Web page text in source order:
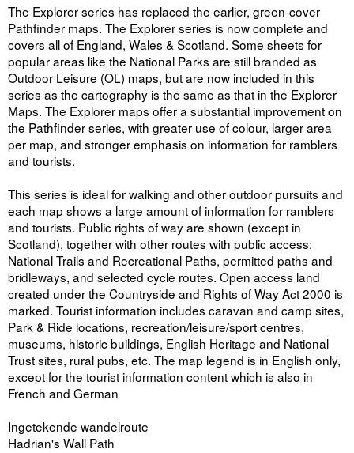
The Explorer series has replaced the earlier, green-cover
Pathfinder maps. The Explorer series is now complete and
covers all of England, Wales & Scotland. Some sheets for
popular areas like the National Parks are still branded as
Outdoor Leisure (OL) maps, but are now included in this
series as the cartography is the same as that in the Explorer
Maps. The Explorer maps offer a substantial improvement on
the Pathfinder series, with greater use of colour, larger area
per map, and stronger emphasis on information for ramblers
and tourists.
This series is ideal for walking and other outdoor pursuits and
each map shows a large amount of information for ramblers
and tourists. Public rights of way are shown (except in
Scotland), together with other routes with public access:
National Trails and Recreational Paths, permitted paths and
bridleways, and selected cycle routes. Open access land
created under the Countryside and Rights of Way Act 2000 is
marked. Tourist information includes caravan and camp sites,
Park & Ride locations, recreation/leisure/sport centres,
museums, historic buildings, English Heritage and National
Trust sites, rural pubs, etc. The map legend is in English only,
except for the tourist information content which is also in
French and German
Ingetekende wandelroute
Hadrian's Wall Path